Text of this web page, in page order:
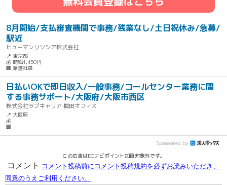
8月開始/支払審査機関で事務/残業なし/土日祝休み/急募/
駅近
ヒューマンリソシア株式会社
📍 東京都
💰 時給1,450円
🏢 派遣社員
日払いOKで即日収入/一般事務/コールセンター業務に関
する事務サポート/大阪府/大阪市西区
株式会社ラブキャリア 梅田オフィス
📍 大阪府
💰
🏢
Sponsored by
この広告はECナビポイント加算対象外です。